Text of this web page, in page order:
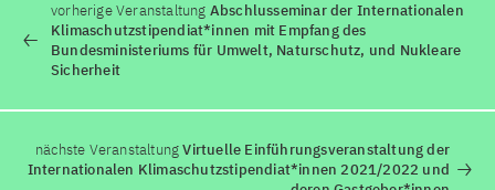
vorherige Veranstaltung Abschlusseminar der Internationalen
Klimaschutzstipendiat*innen mit Empfang des
Bundesministeriums für Umwelt, Naturschutz, und Nukleare
Sicherheit
nächste VeranstaltungVirtuelle Einführungsveranstaltung der
Internationalen Klimaschutzstipendiat*innen 2021/2022 und